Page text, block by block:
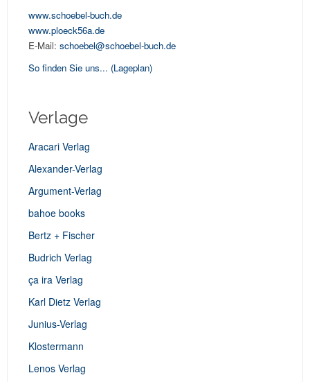
www.schoebel-buch.de
www.ploeck56a.de
E-Mail: schoebel@schoebel-buch.de
So finden Sie uns... (Lageplan)
Verlage
Aracari Verlag
Alexander-Verlag
Argument-Verlag
bahoe books
Bertz + Fischer
Budrich Verlag
ça ira Verlag
Karl Dietz Verlag
Junius-Verlag
Klostermann
Lenos Verlag